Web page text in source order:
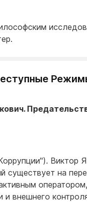
Виктор
существует на
внешнего